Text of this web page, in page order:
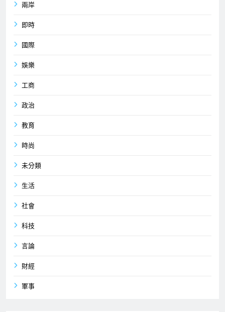
兩岸
即時
國際
娛樂
工商
政治
教育
時尚
未分類
生活
社會
科技
言論
財經
軍事